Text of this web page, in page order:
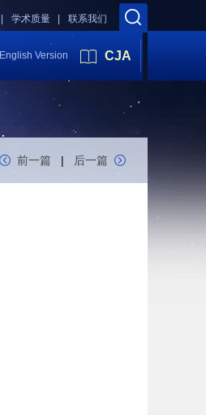
联系我们
学术质量 |
English Version CJA
前一篇 | 后一篇